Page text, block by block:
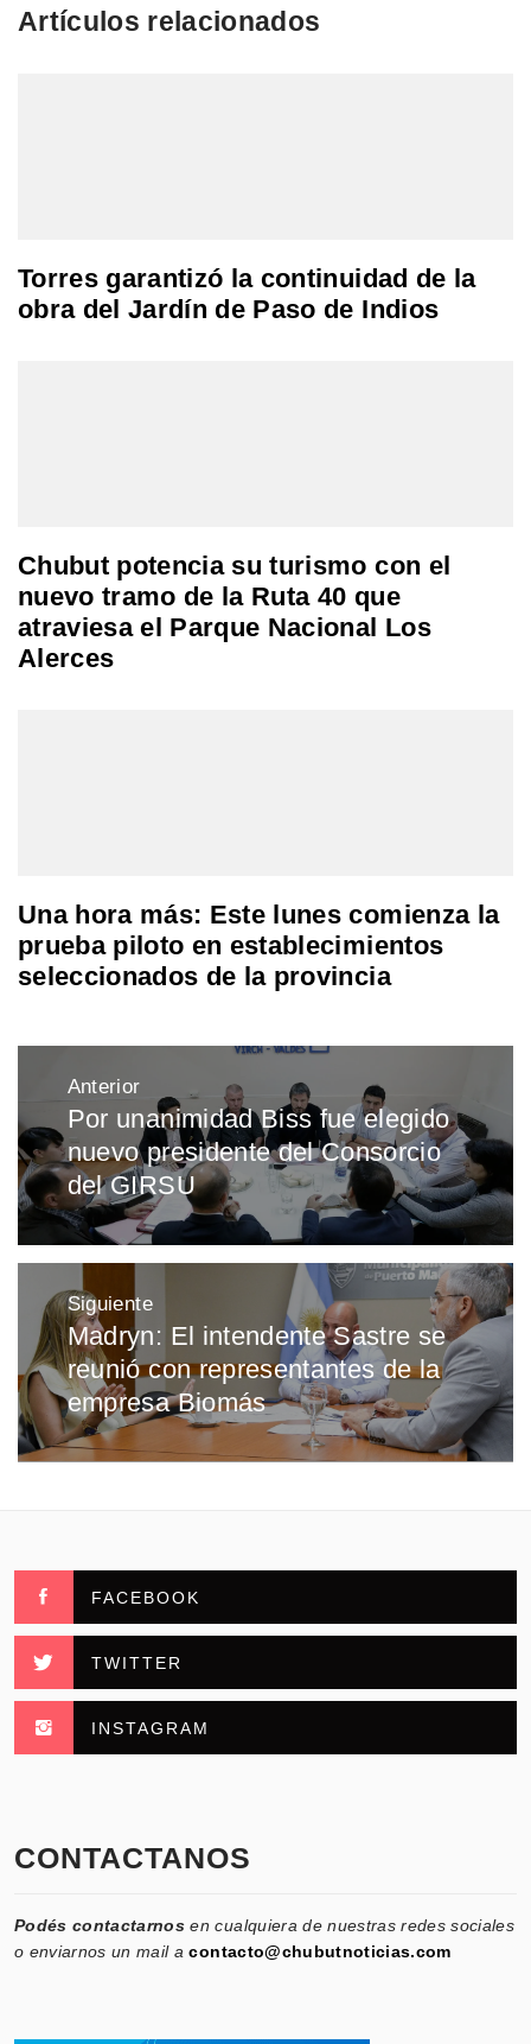
Artículos relacionados
Torres garantizó la continuidad de la
obra del Jardín de Paso de Indios
Chubut potencia su turismo con el
nuevo tramo de la Ruta 40 que
atraviesa el Parque Nacional Los
Alerces
Una hora más: Este lunes comienza la
prueba piloto en establecimientos
seleccionados de la provincia
entradas
Anterior
Entrada
anterior:
Por unanimidad Biss fue elegido
nuevo presidente del Consorcio
del GIRSU
Siguiente
Entrada
siguiente:
Madryn: El intendente Sastre se
reunió con representantes de la
empresa Biomás
FACEBOOK
TWITTER
INSTAGRAM
CONTACTANOS
Podés contactarnos en cualquiera de nuestras redes sociales
o enviarnos un mail acontacto@chubutnoticias.com